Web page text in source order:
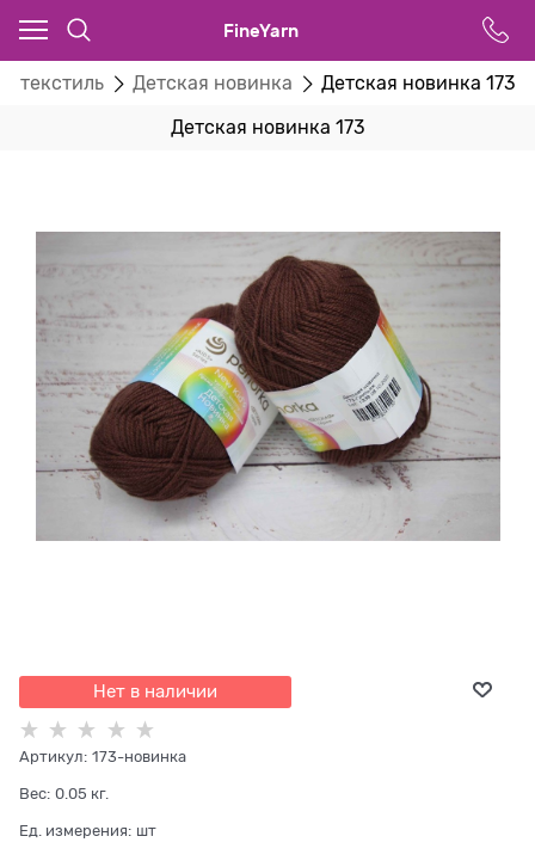
FineYarn
текстиль Детская новинка Детская новинка 173
Детская новинка 173
Нет в наличии
Артикул: 173-новинка
Вес: 0.05 кг.
Ед. измерения: шт